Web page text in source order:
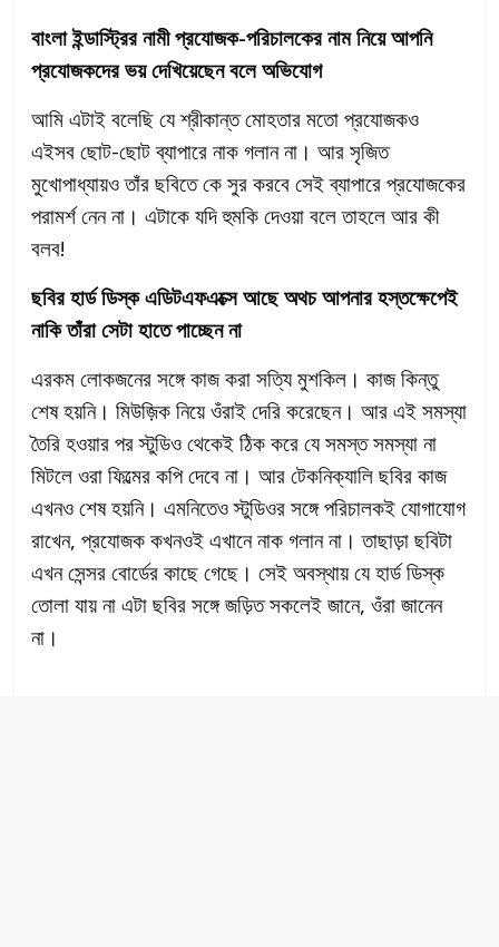
বাংলা ইন্ডাস্ট্রির নামী প্রযোজক-পরিচালকের নাম নিয়ে আপনি
প্রযোজকদের ভয় দেখিয়েছেন বলে অভিযোগ
আমি এটাই বলেছি যে শ্রীকান্ত মোহতার মতো প্রযোজকও
এইসব ছোট-ছোট ব্যাপারে নাক গলান না। আর সৃজিত
মুখোপাধ্যায়ও তাঁর ছবিতে কে সুর করবে সেই ব্যাপারে প্রযোজকের
পরামর্শ নেন না। এটাকে যদি হুমকি দেওয়া বলে তাহলে আর কী
বলব!
ছবির হার্ড ডিস্ক এডিটএফএক্সে আছে অথচ আপনার হস্তক্ষেপেই
নাকি তাঁরা সেটা হাতে পাচ্ছেন না
এরকম লোকজনের সঙ্গে কাজ করা সত্যি মুশকিল। কাজ কিন্তু
শেষ হয়নি। মিউজ়িক নিয়ে ওঁরাই দেরি করেছেন। আর এই সমস্যা
তৈরি হওয়ার পর স্টুডিও থেকেই ঠিক করে যে সমস্ত সমস্যা না
মিটলে ওরা ফিল্মের কপি দেবে না। আর টেকনিক্যালি ছবির কাজ
এখনও শেষ হয়নি। এমনিতেও স্টুডিওর সঙ্গে পরিচালকই যোগাযোগ
রাখেন, প্রযোজক কখনওই এখানে নাক গলান না। তাছাড়া ছবিটা
এখন সেন্সর বোর্ডের কাছে গেছে। সেই অবস্থায় যে হার্ড ডিস্ক
তোলা যায় না এটা ছবির সঙ্গে জড়িত সকলেই জানে, ওঁরা জানেন
না।